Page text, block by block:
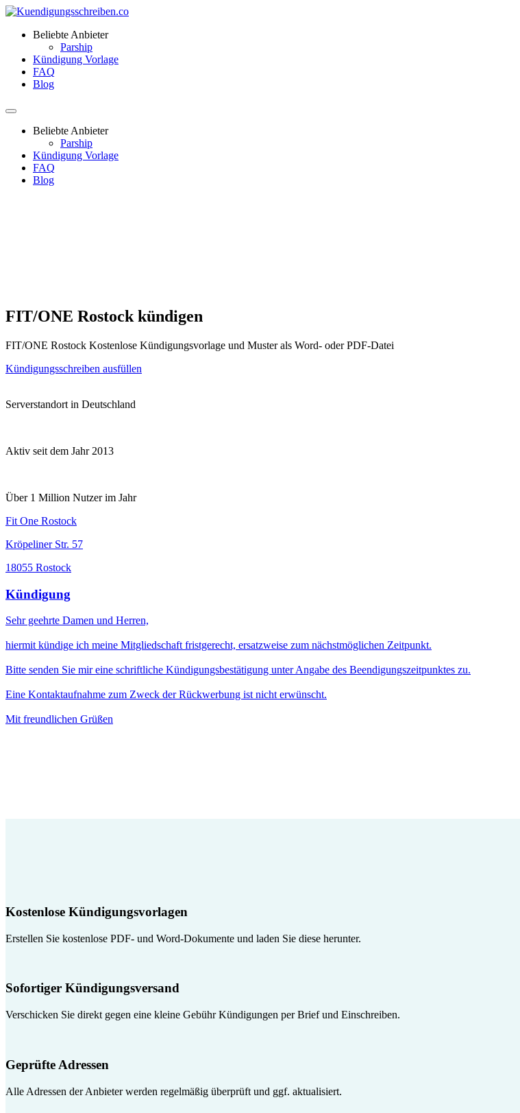
Beliebte Anbieter
Parship
Kündigung Vorlage
FAQ
Blog
Beliebte Anbieter
Parship
Kündigung Vorlage
FAQ
Blog
FIT/ONE Rostock kündigen
FIT/ONE Rostock Kostenlose Kündigungsvorlage und Muster als Word- oder PDF-Datei
Kündigungsschreiben ausfüllen
Serverstandort in Deutschland
Aktiv seit dem Jahr 2013
Über 1 Million Nutzer im Jahr
Fit One Rostock
Kröpeliner Str. 57
18055 Rostock
Kündigung
Sehr geehrte Damen und Herren,
hiermit kündige ich meine Mitgliedschaft fristgerecht, ersatzweise zum nächstmöglichen Zeitpunkt.
Bitte senden Sie mir eine schriftliche Kündigungsbestätigung unter Angabe des Beendigungszeitpunktes zu.
Eine Kontaktaufnahme zum Zweck der Rückwerbung ist nicht erwünscht.
Mit freundlichen Grüßen
Kostenlose Kündigungsvorlagen
Erstellen Sie kostenlose PDF- und Word-Dokumente und laden Sie diese herunter.
Sofortiger Kündigungsversand
Verschicken Sie direkt gegen eine kleine Gebühr Kündigungen per Brief und Einschreiben.
Geprüfte Adressen
Alle Adressen der Anbieter werden regelmäßig überprüft und ggf. aktualisiert.